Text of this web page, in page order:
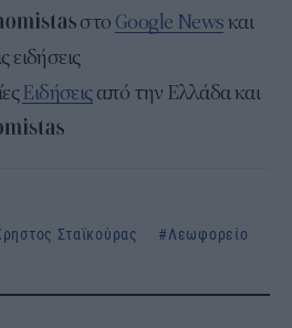
στο Google Newsκαι
ειδήσεις
Ειδήσειςαπό την Ελλάδα και
Σταϊκούρας Λεωφορείο